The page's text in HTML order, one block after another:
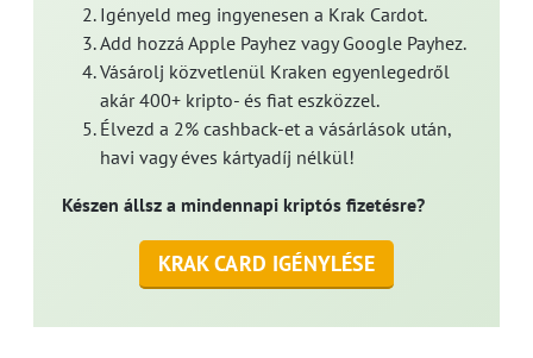
Igényeld meg ingyenesen a Krak Cardot.
Add hozzá Apple Payhez vagy Google Payhez.
Vásárolj közvetlenül Kraken egyenlegedről
akár 400+ kripto- és fiat eszközzel.
Élvezd a 2% cashback-et a vásárlások után,
havi vagy éves kártyadíj nélkül!
Készen állsz a mindennapi kriptós fizetésre?
KRAK CARD IGÉNYLÉSE